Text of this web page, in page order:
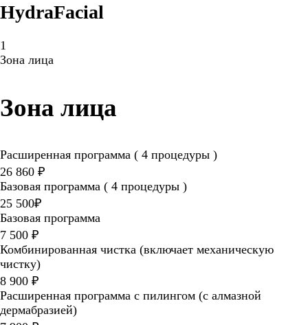
HydraFacial
1
Зона лица
Зона лица
Расширенная программа ( 4 процедуры )
26 860 ₽
Базовая программа ( 4 процедуры )
25 500₽
Базовая программа
7 500 ₽
Комбинированная чистка (включает механическую
чистку)
8 900 ₽
Расширенная программа с пилингом (с алмазной
дермабразией)